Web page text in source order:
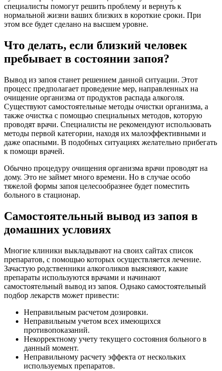
специалисты помогут решить проблему и вернуть к
нормальной жизни ваших близких в короткие сроки. При
этом все будет сделано на высшем уровне.
Что делать, если близкий человек
пребывает в состоянии запоя?
Вывод из запоя станет решением данной ситуации. Этот
процесс предполагает проведение мер, направленных на
очищение организма от продуктов распада алкоголя.
Существуют самостоятельные методы очистки организма, а
также очистка с помощью специальных методов, которую
проводят врачи. Специалисты не рекомендуют использовать
методы первой категории, находя их малоэффективными и
даже опасными. В подобных ситуациях желательно прибегать
к помощи врачей.
Обычно процедуру очищения организма врачи проводят на
дому. Это не займет много времени. Но в случае особо
тяжелой формы запоя целесообразнее будет поместить
больного в стационар.
Самостоятельный вывод из запоя в
домашних условиях
Многие клиники выкладывают на своих сайтах список
препаратов, с помощью которых осуществляется лечение.
Зачастую родственники алкоголиков выясняют, какие
препараты используются врачами и начинают
самостоятельный вывод из запоя. Однако самостоятельный
подбор лекарств может привести:
Неправильным расчетом дозировки.
Неправильным учетом всех имеющихся
противопоказаний.
Некорректному учету текущего состояния больного в
данный момент.
Неправильному расчету эффекта от нескольких
используемых препаратов.